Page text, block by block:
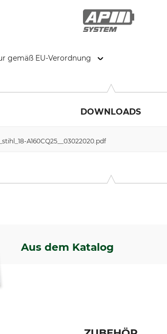
gemäß EU-Verordnung
DOWNLOADS
A160CQ25__03022020.pdf
Aus dem Katalog